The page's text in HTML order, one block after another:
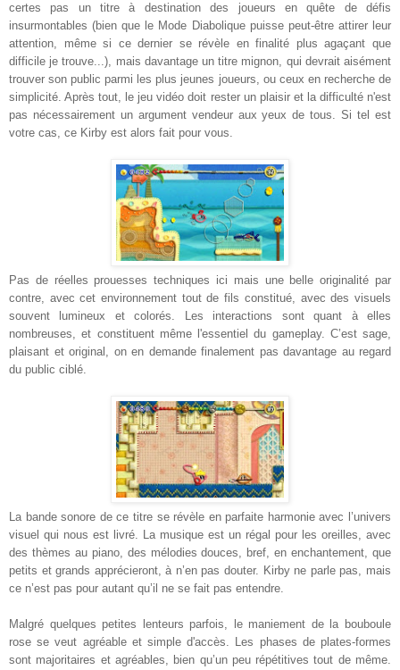
certes pas un titre à destination des joueurs en quête de défis
insurmontables (bien que le Mode Diabolique puisse peut-être attirer leur
attention, même si ce dernier se révèle en finalité plus agaçant que
difficile je trouve...), mais davantage un titre mignon, qui devrait aisément
trouver son public parmi les plus jeunes joueurs, ou ceux en recherche de
simplicité. Après tout, le jeu vidéo doit rester un plaisir et la difficulté n'est
pas nécessairement un argument vendeur aux yeux de tous. Si tel est
votre cas, ce Kirby est alors fait pour vous.
Pas de réelles prouesses techniques ici mais une belle originalité par
contre, avec cet environnement tout de fils constitué, avec des visuels
souvent lumineux et colorés. Les interactions sont quant à elles
nombreuses, et constituent même l'essentiel du gameplay. C’est sage,
plaisant et original, on en demande finalement pas davantage au regard
du public ciblé.
La bande sonore de ce titre se révèle en parfaite harmonie avec l’univers
visuel qui nous est livré. La musique est un régal pour les oreilles, avec
des thèmes au piano, des mélodies douces, bref, en enchantement, que
petits et grands apprécieront, à n’en pas douter. Kirby ne parle pas, mais
ce n’est pas pour autant qu’il ne se fait pas entendre.
Malgré quelques petites lenteurs parfois, le maniement de la bouboule
rose se veut agréable et simple d'accès. Les phases de plates-formes
sont majoritaires et agréables, bien qu’un peu répétitives tout de même.